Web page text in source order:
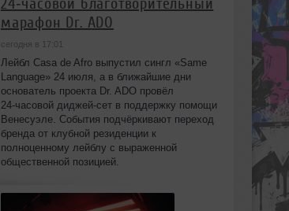
марафон Dr. ADO
сегодня в 17:01
Лейбл Casa de Afro выпустил сингл «Same
Language» 24 июля, а в ближайшие дни
основатель проекта Dr. ADO провёл
24‑часовой диджей‑сет в поддержку помощи
Венесуэле. События подчёркивают переход
бренда от клубной резиденции к
полноценному лейблу с выраженной
общественной позицией.